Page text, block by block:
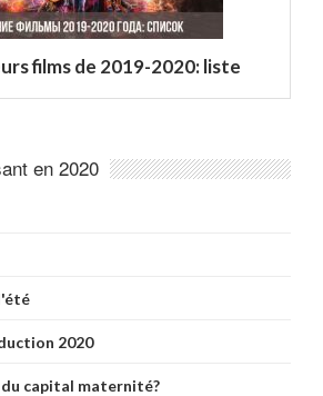
films de 2019-2020: liste
en 2020
2020
capital maternité?